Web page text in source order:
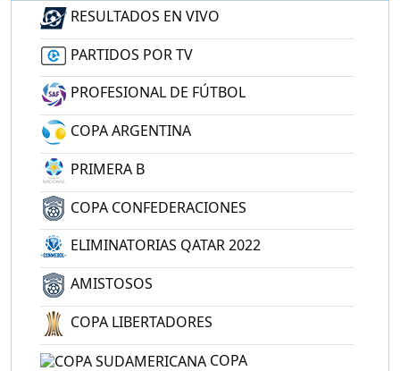
RESULTADOS EN VIVO
PARTIDOS POR TV
PROFESIONAL DE FÚTBOL
COPA ARGENTINA
PRIMERA B
COPA CONFEDERACIONES
ELIMINATORIAS QATAR 2022
AMISTOSOS
COPA LIBERTADORES
COPA